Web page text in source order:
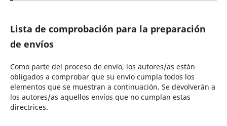
Lista de comprobación para la preparación
de envíos
Como parte del proceso de envío, los autores/as están
obligados a comprobar que su envío cumpla todos los
elementos que se muestran a continuación. Se devolverán a
los autores/as aquellos envíos que no cumplan estas
directrices.